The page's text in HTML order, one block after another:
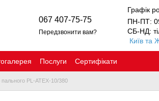
067 407-75-75
Передзвонити вам?
Графік
ПН-ПТ:
СБ-НД:
Київ та
Послуги
Сертифікати
PL-ATEX-10/380